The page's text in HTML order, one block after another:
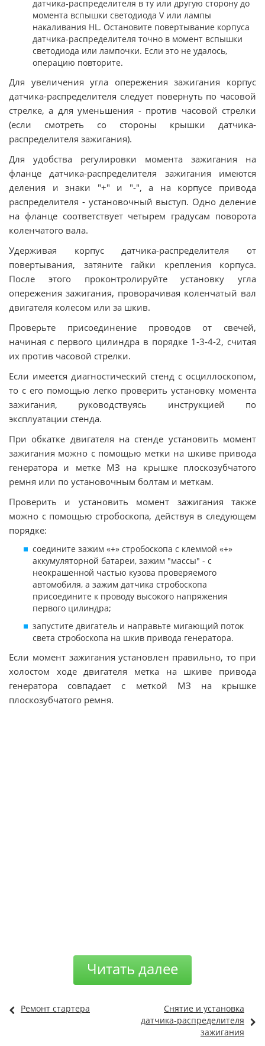
датчика-распределителя в ту или другую сторону до
момента вспышки светодиода V или лампы
накаливания HL. Остановите повертывание корпуса
датчика-распределителя точно в момент вспышки
светодиода или лампочки. Если это не удалось,
операцию повторите.
Для увеличения угла опережения зажигания корпус
датчика-распределителя следует повернуть по часовой
стрелке, а для уменьшения - против часовой стрелки
(если смотреть со стороны крышки датчика-
распределителя зажигания).
Для удобства регулировки момента зажигания на
фланце датчика-распределителя зажигания имеются
деления и знаки "+" и "-", а на корпусе привода
распределителя - установочный выступ. Одно деление
на фланце соответствует четырем градусам поворота
коленчатого вала.
Удерживая корпус датчика-распределителя от
повертывания, затяните гайки крепления корпуса.
После этого проконтролируйте установку угла
опережения зажигания, проворачивая коленчатый вал
двигателя колесом или за шкив.
Проверьте присоединение проводов от свечей,
начиная с первого цилиндра в порядке 1-3-4-2, считая
их против часовой стрелки.
Если имеется диагностический стенд с осциллоскопом,
то с его помощью легко проверить установку момента
зажигания, руководствуясь инструкцией по
эксплуатации стенда.
При обкатке двигателя на стенде установить момент
зажигания можно с помощью метки на шкиве привода
генератора и метке МЗ на крышке плоскозубчатого
ремня или по установочным болтам и меткам.
Проверить и установить момент зажигания также
можно с помощью стробоскопа, действуя в следующем
порядке:
соедините зажим «+» стробоскопа с клеммой «+»
аккумуляторной батареи, зажим "массы" - с
неокрашенной частью кузова проверяемого
автомобиля, а зажим датчика стробоскопа
присоедините к проводу высокого напряжения
первого цилиндра;
запустите двигатель и направьте мигающий поток
света стробоскопа на шкив привода генератора.
Если момент зажигания установлен правильно, то при
холостом ходе двигателя метка на шкиве привода
генератора совпадает с меткой МЗ на крышке
плоскозубчатого ремня.
Читать далее
Ремонт стартера
Снятие и установка
датчика-распределителя
зажигания